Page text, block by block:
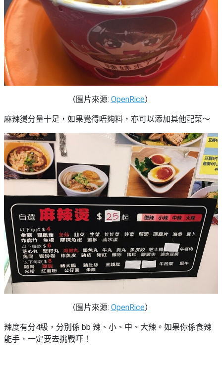
（圖片來源: OpenRice）
麻辣燙分量十足，如果覺得唔夠料，亦可以添加其他配菜～
（圖片來源: OpenRice）
辣度有分4級，分別係 bb 辣、小、中、大辣。如果你係食辣
能手，一定要去挑戰吓！